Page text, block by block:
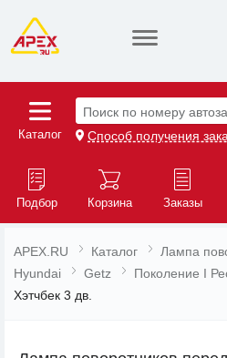
Каталог
Поиск по номеру
Способ получения
Подбор Корзина Заказы
APEX.RU Каталог
Лампа
Hyundai
Getz
Поколение I
Хэтчбек 3 дв.